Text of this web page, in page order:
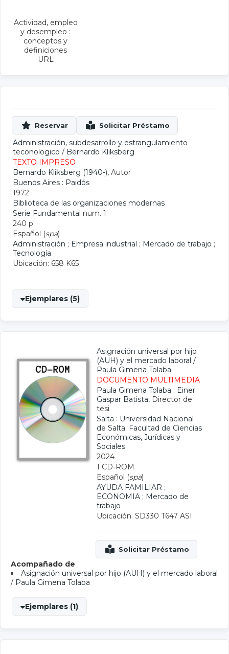
Actividad, empleo
y desempleo :
conceptos y
definiciones
URL
Administración, subdesarrollo y estrangulamiento
teconologico / Bernardo Kliksberg
TEXTO IMPRESO
Bernardo Kliksberg (1940-), Autor
Buenos Aires : Paidós
1972
Biblioteca de las organizaciones modernas
Serie Fundamental num. 1
240 p.
Español (spa)
Administración ; Empresa industrial ; Mercado de trabajo ;
Tecnología
Ubicación: 658 K65
Ejemplares (5)
Asignación universal por hijo
(AUH) y el mercado laboral /
Paula Gimena Tolaba
DOCUMENTO MULTIMEDIA
Paula Gimena Tolaba ; Einer
Gaspar Batista, Director de
tesi
Salta : Universidad Nacional
de Salta. Facultad de Ciencias
Económicas, Jurídicas y
Sociales
2024
1 CD-ROM
Español (spa)
AYUDA FAMILIAR ;
ECONOMIA ; Mercado de
trabajo
Ubicación: SD330 T647 ASI
Acompañado de
Asignación universal por hijo (AUH) y el mercado laboral
/ Paula Gimena Tolaba
Ejemplares (1)